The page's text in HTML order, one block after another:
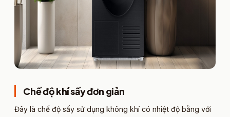
Chế độ khí sấy đơn giản​
Đây là chế độ sấy sử dụng không khí có nhiệt độ bằng với